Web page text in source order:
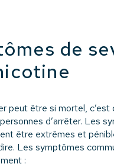
de
peut être si mortel, c’est
d’arrêter. Les
être extrêmes et
Les symptômes
: